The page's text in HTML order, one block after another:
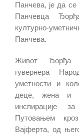
Панчева, је да се
Панчевца
културно-
Панчева.
Живот Ђорђа
гувернера
уметности и
деце, жена и
инспирације
Путовањем
Вајферта, од